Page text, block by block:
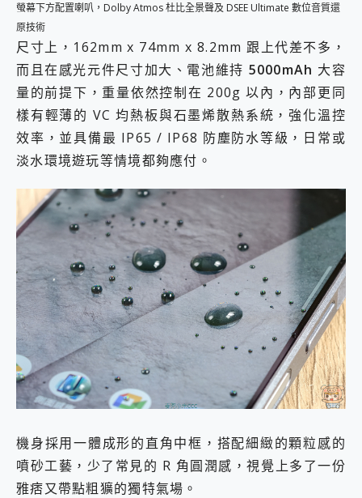
螢幕下方配置喇叭，Dolby Atmos 杜比全景聲及 DSEE Ultimate 數位音質還
原技術
尺寸上，162mm x 74mm x 8.2mm 跟上代差不多，
而且在感光元件尺寸加大、電池維持 5000mAh 大容
量的前提下，重量依然控制在 200g 以內，內部更同
樣有輕薄的 VC 均熱板與石墨烯散熱系統，強化溫控
效率，並具備最 IP65 / IP68 防塵防水等級，日常或
淡水環境遊玩等情境都夠應付。
機身採用一體成形的直角中框，搭配細緻的顆粒感的
噴砂工藝，少了常見的 R 角圓潤感，視覺上多了一份
雅痞又帶點粗獷的獨特氣場。